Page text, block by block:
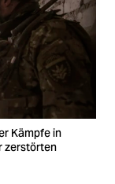
Kämpfe in
zerstörten